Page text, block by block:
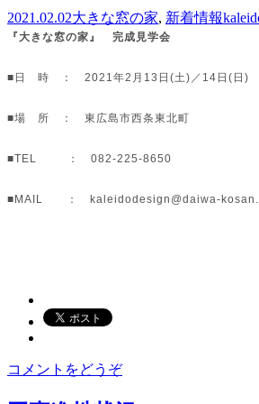
2021.02.02大きな窓の家, 新着情報
『大きな窓の家』 完成見学会
■日 時 ： 2021年2月13日(土)／14日(日)
■場 所 ： 東広島市西条東北町
■TEL ： 082-225-8650
■MAIL ： kaleidodesign@daiwa-
コメントをどうぞ